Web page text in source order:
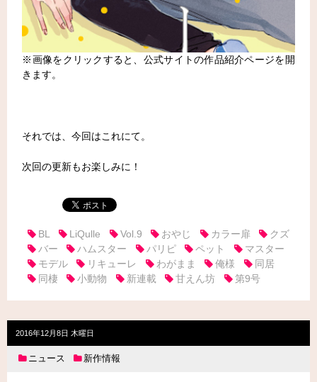
※画像をクリックすると、公式サイトの作品紹介ページを開
きます。
それでは、今回はこれにて。
次回の更新もお楽しみに！
BL LiQulle Vol.9 おやじ カラー扉
クズ
バー
ハムスター パリピ ペット
マスター
モデル
リキューレ わがまま 俺様
同居
同棲
小動物 新連載 甘えん坊 第9号
2016年12月8日 木曜日
ニュース 新作情報